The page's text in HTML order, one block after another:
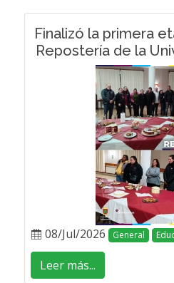
Finalizó la primera
Repostería de la
08/Jul/2026 General
Leer más...